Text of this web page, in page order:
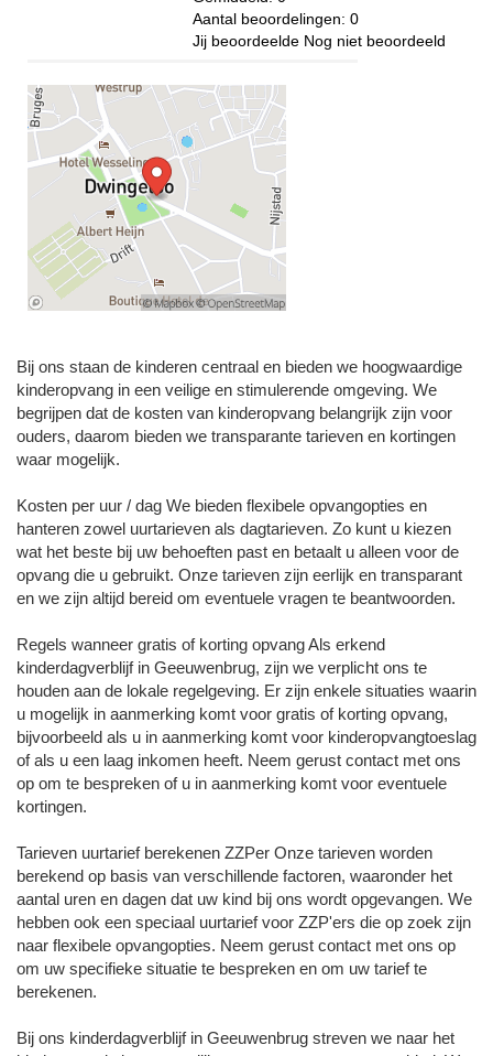
Aantal beoordelingen: 0
Jij beoordeelde Nog niet beoordeeld
Bij ons staan de kinderen centraal en bieden we hoogwaardige
kinderopvang in een veilige en stimulerende omgeving. We
begrijpen dat de kosten van kinderopvang belangrijk zijn voor
ouders, daarom bieden we transparante tarieven en kortingen
waar mogelijk.
Kosten per uur / dag We bieden flexibele opvangopties en
hanteren zowel uurtarieven als dagtarieven. Zo kunt u kiezen
wat het beste bij uw behoeften past en betaalt u alleen voor de
opvang die u gebruikt. Onze tarieven zijn eerlijk en transparant
en we zijn altijd bereid om eventuele vragen te beantwoorden.
Regels wanneer gratis of korting opvang Als erkend
kinderdagverblijf in Geeuwenbrug, zijn we verplicht ons te
houden aan de lokale regelgeving. Er zijn enkele situaties waarin
u mogelijk in aanmerking komt voor gratis of korting opvang,
bijvoorbeeld als u in aanmerking komt voor kinderopvangtoeslag
of als u een laag inkomen heeft. Neem gerust contact met ons
op om te bespreken of u in aanmerking komt voor eventuele
kortingen.
Tarieven uurtarief berekenen ZZPer Onze tarieven worden
berekend op basis van verschillende factoren, waaronder het
aantal uren en dagen dat uw kind bij ons wordt opgevangen. We
hebben ook een speciaal uurtarief voor ZZP'ers die op zoek zijn
naar flexibele opvangopties. Neem gerust contact met ons op
om uw specifieke situatie te bespreken en om uw tarief te
berekenen.
Bij ons kinderdagverblijf in Geeuwenbrug streven we naar het